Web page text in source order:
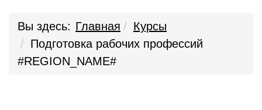
Вы здесь: Главная
Курсы
Подготовка рабочих профессий
#REGION_NAME#